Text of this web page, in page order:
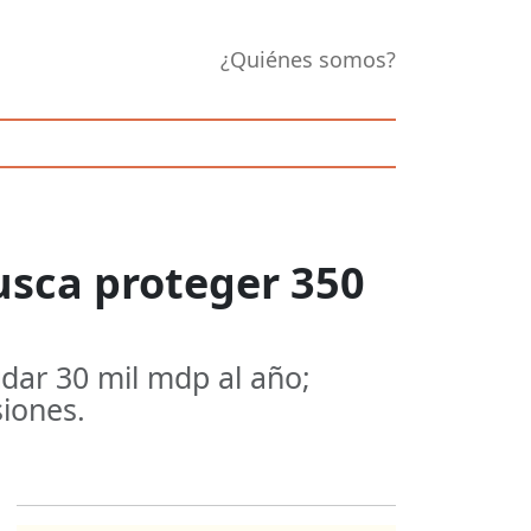
¿Quiénes somos?
proteger 350
30 mil mdp al año;